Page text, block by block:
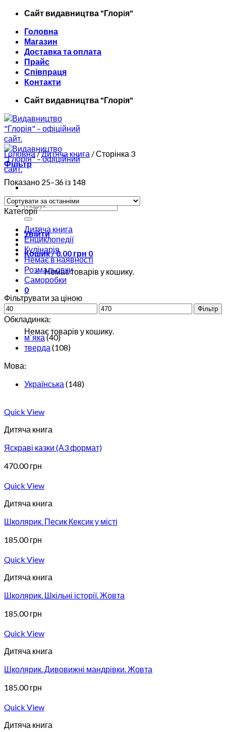
Skip
content
Сайт видавництва "Глорiя"
Головна
Магазин
Доставка та оплата
Прайс
Співпраця
Контакти
Сайт видавництва "Глорiя"
Шукати:
Увійти
Кошик /0.00 грн 0
Немає товарів у кошику.
0
Немає товарів у кошику.
Головна/Дитяча книга /Сторінка 3
Фільтр
Показано 25–36 із 148
Категорії
Дитяча книга
Енциклопедії
Кулінарія
Немає в наявності
Розмальовки
Саморобки
Фільтрувати за ціною
Фільтр
Обкладинка:
м`яка(40)
тверда (108)
Мова:
Українська (148)
Quick View
Дитяча книга
Яскраві казки (А3 формат)
470.00грн
Quick View
Дитяча книга
Школярик. Песик Кексик у місті
185.00грн
Quick View
Дитяча книга
Школярик. Шкільні історії. Жовта
185.00грн
Quick View
Дитяча книга
Школярик. Дивовижні мандрівки. Жовта
185.00грн
Quick View
Дитяча книга